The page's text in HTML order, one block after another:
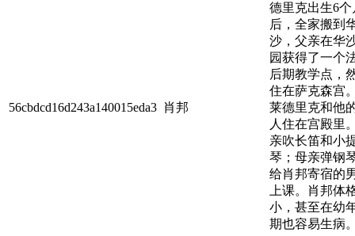
56cbdcd16d243a140015eda3 肖邦
德里克出生6个
后，全家搬到
沙，父亲在华
园获得了一个
后期教学点，
住在萨克森宫
莱德里克和他
人住在宫殿里
亲吹长笛和小
琴；母亲弹钢
给肖邦寄宿的
上课。肖邦体
小，甚至在幼
期也容易生病